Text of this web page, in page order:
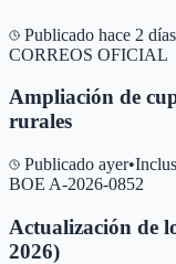
Publicado hace 2 días
CORREOS OFICIAL
Ampliación de
rurales
Publicado ayer•
BOE A-2026-0852
Actualización de
2026)